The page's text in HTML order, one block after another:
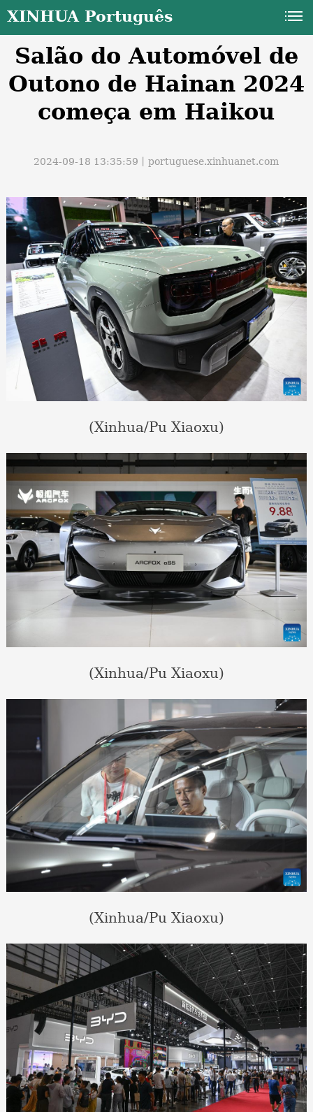
XINHUA Português
Salão do Automóvel de
Outono de Hainan 2024
começa em Haikou
2024-09-18 13:35:59丨portuguese.xinhuanet.com
(Xinhua/Pu Xiaoxu)
(Xinhua/Pu Xiaoxu)
(Xinhua/Pu Xiaoxu)